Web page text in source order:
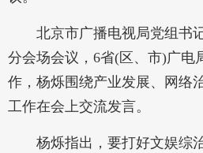
北京市广播电视局党组书
分会场会议，6省(区、市)广电
作，杨烁围绕产业发展、网络
工作在会上交流发言。
杨烁指出，要打好文娱综治